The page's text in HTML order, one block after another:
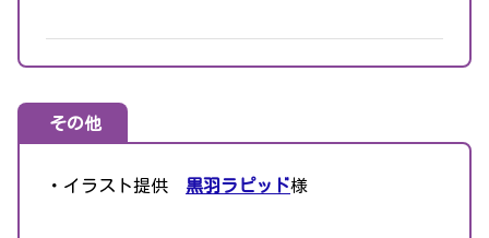
その他
・イラスト提供 黒羽ラピッド様